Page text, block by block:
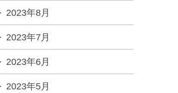
2023年8月
2023年7月
2023年6月
2023年5月